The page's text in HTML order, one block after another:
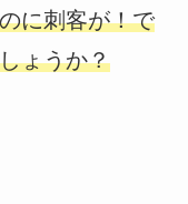
に刺客が！で
ょうか？